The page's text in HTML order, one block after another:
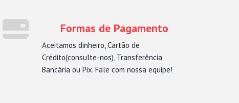
Formas de Pagamento
Aceitamos dinheiro, Cartão de
Crédito(consulte-nos), Transferência
Bancária ou Pix. Fale com nossa equipe!